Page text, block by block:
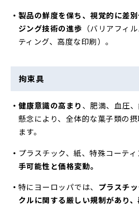
製品の鮮度を保ち、視覚的に差
ジング技術の進歩 （バリアフィ
ティング、高度な印刷）。
拘束具
健康意識の高まり 、肥満、血圧
懸念により、全体的な菓子類の
ます。
プラスチック、紙、特殊コーティ
手可能性と価格変動。
特にヨーロッパでは、 プラスチ
クルに関する厳しい規制があり